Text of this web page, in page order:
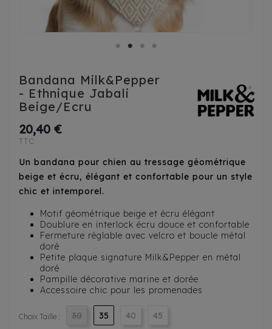
Bandana Milk&Pepper
- Ethnique Jabali
Beige/Ecru
20,40 €
TTC
Un bandana pour chien au tressage géométrique
beige et écru, élégant et confortable pour un style
chic et intemporel.
Motif géométrique beige et écru élégant
Doublure en interlock écru douce et confortable
Fermeture réglable avec velcro et boucle métal
doré
Petite plaque signature Milk&Pepper en métal
doré
Pampille décorative marine et dorée
Accessoire chic pour les promenades
Choix Taille : 30 35 40 45